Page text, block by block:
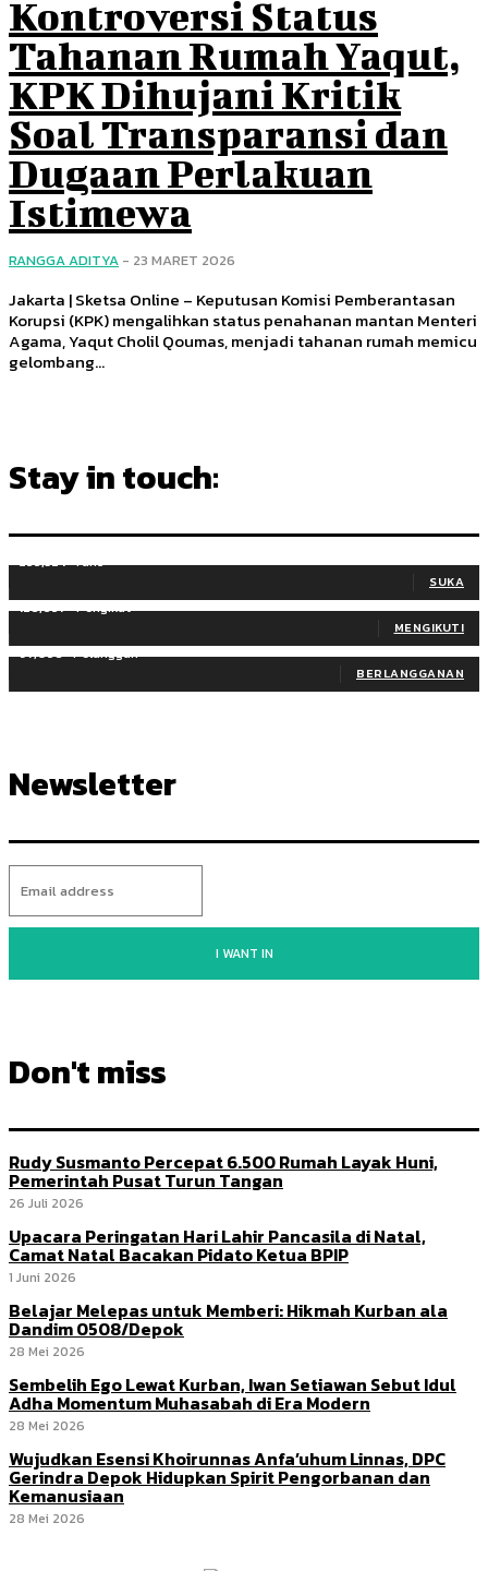
Kontroversi Status
Tahanan Rumah Yaqut,
KPK Dihujani Kritik
Soal Transparansi dan
Dugaan Perlakuan
Istimewa
RANGGA ADITYA - 23 MARET 2026
Jakarta | Sketsa Online – Keputusan Komisi Pemberantasan
Korupsi (KPK) mengalihkan status penahanan mantan Menteri
Agama, Yaqut Cholil Qoumas, menjadi tahanan rumah memicu
gelombang...
Stay in touch:
255,324 Fans
SUKA
128,657 Pengikut
MENGIKUTI
97,058 Pelanggan
BERLANGGANAN
Newsletter
I WANT IN
Don't miss
Rudy Susmanto Percepat 6.500 Rumah Layak Huni,
Pemerintah Pusat Turun Tangan
26 Juli 2026
Upacara Peringatan Hari Lahir Pancasila di Natal,
Camat Natal Bacakan Pidato Ketua BPIP
1 Juni 2026
Belajar Melepas untuk Memberi: Hikmah Kurban ala
Dandim 0508/Depok
28 Mei 2026
Sembelih Ego Lewat Kurban, Iwan Setiawan Sebut Idul
Adha Momentum Muhasabah di Era Modern
28 Mei 2026
Wujudkan Esensi Khoirunnas Anfa’uhum Linnas, DPC
Gerindra Depok Hidupkan Spirit Pengorbanan dan
Kemanusiaan
28 Mei 2026